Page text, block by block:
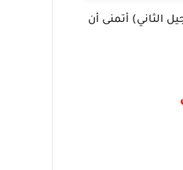
امتحان الفصل الاول (09) اللغة العربية للسنة 3 ابتدائي - الجيل الثاني) أتمنى أن